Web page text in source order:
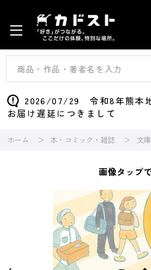
2026/07/29 令和8年熊本
お届け遅延につきまして
ホーム 本・コミック・雑誌 文
画像タップ